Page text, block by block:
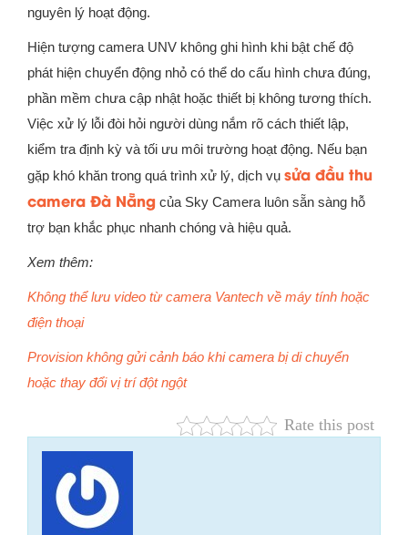
nguyên lý hoạt động.
Hiện tượng camera UNV không ghi hình khi bật chế độ
phát hiện chuyển động nhỏ có thể do cấu hình chưa đúng,
phần mềm chưa cập nhật hoặc thiết bị không tương thích.
Việc xử lý lỗi đòi hỏi người dùng nắm rõ cách thiết lập,
kiểm tra định kỳ và tối ưu môi trường hoạt động. Nếu bạn
gặp khó khăn trong quá trình xử lý, dịch vụ sửa đầu thu
camera Đà Nẵng của Sky Camera luôn sẵn sàng hỗ
trợ bạn khắc phục nhanh chóng và hiệu quả.
Xem thêm:
Không thể lưu video từ camera Vantech về máy tính hoặc
điện thoại
Provision không gửi cảnh báo khi camera bị di chuyển
hoặc thay đổi vị trí đột ngột
Rate this post